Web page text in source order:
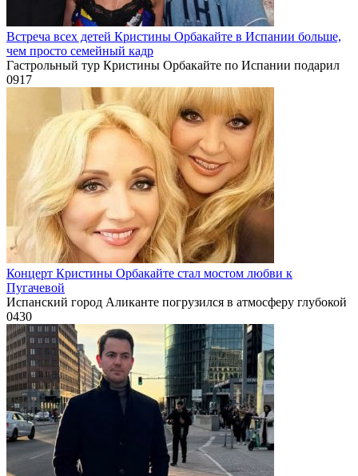
Встреча всех детей Кристины Орбакайте в Испании больше,
чем просто семейный кадр
Гастрольный тур Кристины Орбакайте по Испании подарил
0917
Концерт Кристины Орбакайте стал мостом любви к
Пугачевой
Испанский город Аликанте погрузился в атмосферу глубокой
0430